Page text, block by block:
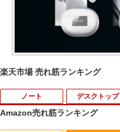
楽天市場 売れ筋ランキング
ノート デスクトップ
Amazon売れ筋ランキング